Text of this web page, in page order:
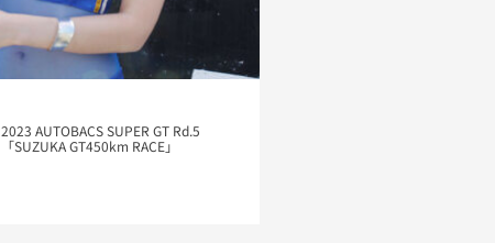
2023 AUTOBACS SUPER GT Rd.5
「SUZUKA GT450km RACE」